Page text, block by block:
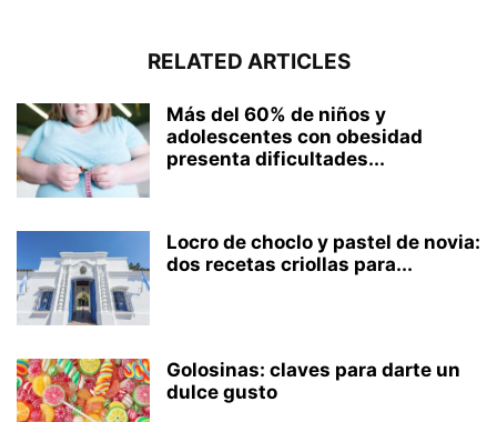
RELATED ARTICLES
Más del 60% de niños y
adolescentes con obesidad
presenta dificultades...
Locro de choclo y pastel de novia:
dos recetas criollas para...
Golosinas: claves para darte un
dulce gusto